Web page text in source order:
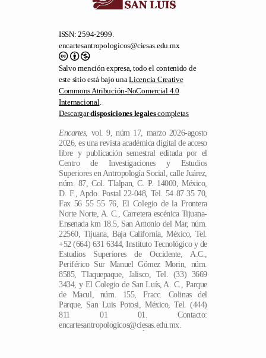
ISSN: 2594-2999.
encartesantropologicos@ciesas.edu.mx
Salvo mención expresa, todo el contenido de
este sitio está bajo unaLicencia Creative
Commons Atribución-NoComercial 4.0
Internacional.
Descargardisposiciones legalescompletas
Encartes, vol. 9, núm 17, marzo 2026-agosto
2026, es una revista académica digital de acceso
libre y publicación semestral editada por el
Centro de Investigaciones y Estudios
Superiores en Antropología Social, calle Juárez,
núm. 87, Col. Tlalpan, C. P. 14000, México,
D. F., Apdo. Postal 22-048, Tel. 54 87 35 70,
Fax 56 55 55 76, El Colegio de la Frontera
Norte Norte, A. C., Carretera escénica Tijuana-
Ensenada km 18.5, San Antonio del Mar, núm.
22560, Tijuana, Baja California, México, Tel.
+52 (664) 631 6344, Instituto Tecnológico y de
Estudios Superiores de Occidente, A.C.,
Periférico Sur Manuel Gómez Morin, núm.
8585, Tlaquepaque, Jalisco, Tel. (33) 3669
3434, y El Colegio de San Luís, A. C., Parque
de Macul, núm. 155, Fracc. Colinas del
Parque, San Luis Potosi, México, Tel. (444)
811 01 01. Contacto:
encartesantropologicos@ciesas.edu.mx.